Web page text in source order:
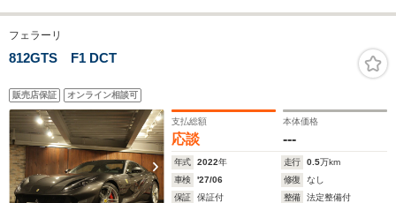
フェラーリ
812GTS F1 DCT
販売店保証 オンライン相談可
支払総額
応談
本体価格
---
年式 2022年 走行 0.5万km
車検
'27/06 修復
なし
保証
保証付 整備
法定整備付